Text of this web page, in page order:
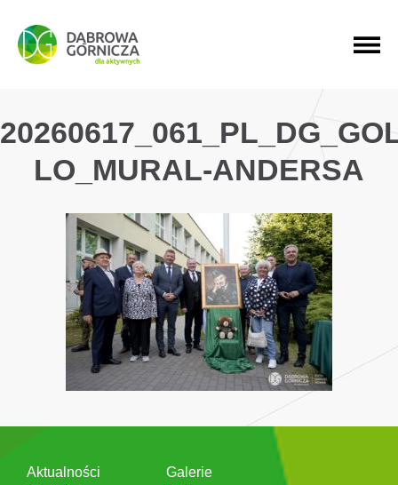
PRZEJDŹ DO MENU GŁÓWNEGO
PRZEJDŹ DO WYSZUKIWARKI
PRZEJDŹ DO TREŚCI
LO_MURAL-ANDERSA
Aktualności
Galerie